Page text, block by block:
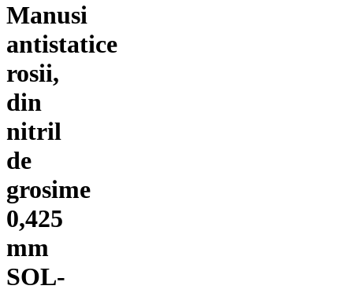
Manusi
antistatice
rosii,
din
nitril
de
grosime
0,425
mm
SOL-